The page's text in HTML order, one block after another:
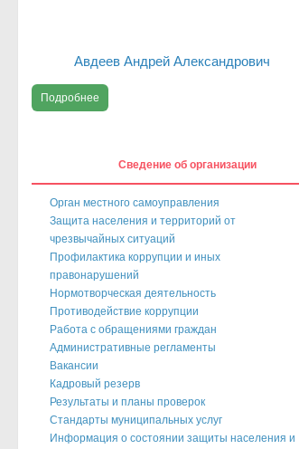
Авдеев Андрей Александрович
Подробнее
Сведение об организации
Орган местного самоуправления
Защита населения и территорий от
чрезвычайных ситуаций
Профилактика коррупции и иных
правонарушений
Нормотворческая деятельность
Противодействие коррупции
Работа с обращениями граждан
Административные регламенты
Вакансии
Кадровый резерв
Результаты и планы проверок
Стандарты муниципальных услуг
Информация о состоянии защиты населения и